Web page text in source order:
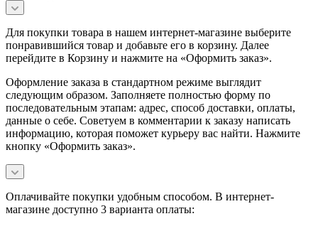
Для покупки товара в нашем интернет-магазине выберите
понравившийся товар и добавьте его в корзину. Далее
перейдите в Корзину и нажмите на «Оформить заказ».
Оформление заказа в стандартном режиме выглядит
следующим образом. Заполняете полностью форму по
последовательным этапам: адрес, способ доставки, оплаты,
данные о себе. Советуем в комментарии к заказу написать
информацию, которая поможет курьеру вас найти. Нажмите
кнопку «Оформить заказ».
Оплачивайте покупки удобным способом. В интернет-
магазине доступно 3 варианта оплаты: